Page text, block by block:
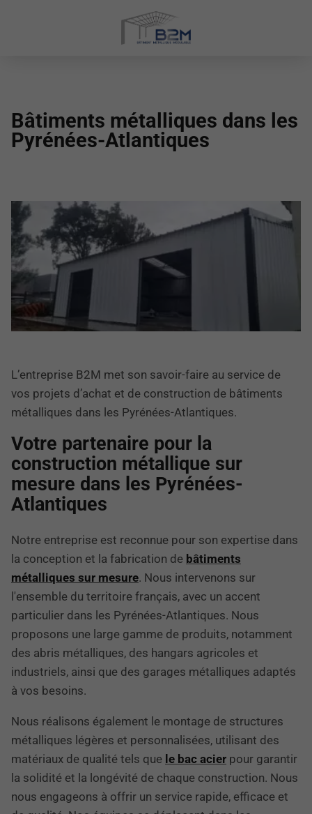
Bâtiments métalliques dans les
Pyrénées-Atlantiques
L’entreprise B2M met son savoir-faire au service de
vos projets d’achat et de construction de bâtiments
métalliques dans les Pyrénées-Atlantiques.
Votre partenaire pour la
construction métallique sur
mesure dans les Pyrénées-
Atlantiques
Notre entreprise est reconnue pour son expertise dans
la conception et la fabrication de bâtiments
métalliques sur mesure. Nous intervenons sur
l'ensemble du territoire français, avec un accent
particulier dans les Pyrénées-Atlantiques. Nous
proposons une large gamme de produits, notamment
des abris métalliques, des hangars agricoles et
industriels, ainsi que des garages métalliques adaptés
à vos besoins.
Nous réalisons également le montage de structures
métalliques légères et personnalisées, utilisant des
matériaux de qualité tels que le bac acier pour garantir
la solidité et la longévité de chaque construction. Nous
nous engageons à offrir un service rapide, efficace et